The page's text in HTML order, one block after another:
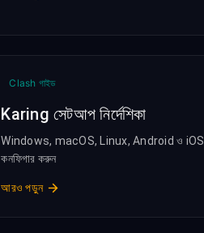
Clash গাইড
Karing সেটআপ নির্দেশিকা
Windows, macOS, Linux, Android ও
কনফিগার করুন
আরও পড়ুন